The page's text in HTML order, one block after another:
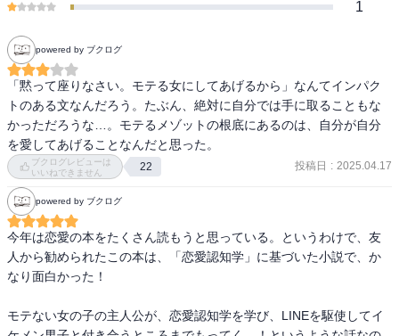
1
powered by ブクログ
「黙って座りなさい。モテる女にしてあげるから」なんてインパク
トのある文なんだろう。たぶん、絶対に自分では手に取ることもな
かっただろうな…。モテるメゾットの根底にあるのは、自分が自分
を愛してあげることなんだと思った。
ブクログレビューは
いいねできません
22 投稿日 : 2025.04.17
powered by ブクログ
今年は恋愛の本をたくさん読もうと思っている。というわけで、友
人から勧められたこの本は、「恋愛認知学」に基づいた小説で、か
なり面白かった！
モテない女の子の主人公が、恋愛認知学を学び、LINEを駆使してイ